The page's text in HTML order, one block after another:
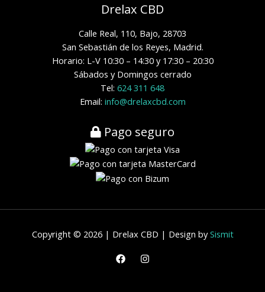
Drelax CBD
Calle Real, 110, Bajo, 28703
San Sebastián de los Reyes, Madrid.
Horario: L-V 10:30 – 14:30 y 17:30 – 20:30
Sábados y Domingos cerrado
Tel: 624 311 648
Email: info@drelaxcbd.com
Pago seguro
Copyright © 2026 | Drelax CBD | Design bySismit